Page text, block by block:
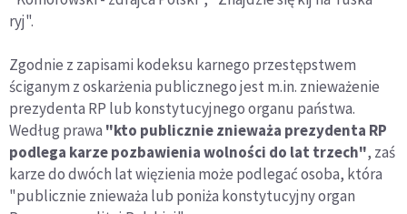
ryj".
Zgodnie z zapisami kodeksu karnego przestępstwem
ściganym z oskarżenia publicznego jest m.in. znieważenie
prezydenta RP lub konstytucyjnego organu państwa.
Według prawa "kto publicznie znieważa prezydenta RP
podlega karze pozbawienia wolności do lat trzech", zaś
karze do dwóch lat więzienia może podlegać osoba, która
"publicznie znieważa lub poniża konstytucyjny organ